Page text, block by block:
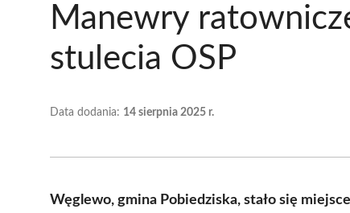
Manewry
stulecia OSP
Data dodania: 14 sierpnia 2025 r.
Węglewo, gmina Pobiedziska, stało się